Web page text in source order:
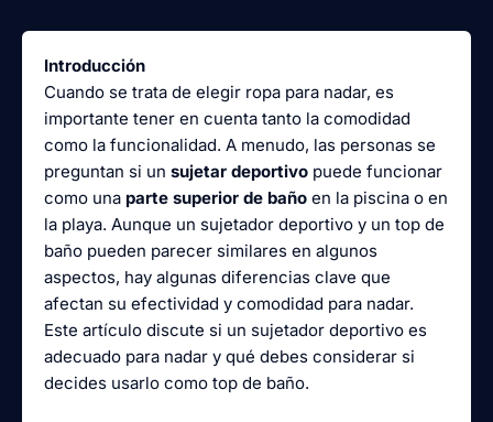
Introducción
Cuando se trata de elegir ropa para nadar, es
importante tener en cuenta tanto la comodidad
como la funcionalidad. A menudo, las personas se
preguntan si un sujetar deportivo puede funcionar
como una parte superior de baño en la piscina o en
la playa. Aunque un sujetador deportivo y un top de
baño pueden parecer similares en algunos
aspectos, hay algunas diferencias clave que
afectan su efectividad y comodidad para nadar.
Este artículo discute si un sujetador deportivo es
adecuado para nadar y qué debes considerar si
decides usarlo como top de baño.